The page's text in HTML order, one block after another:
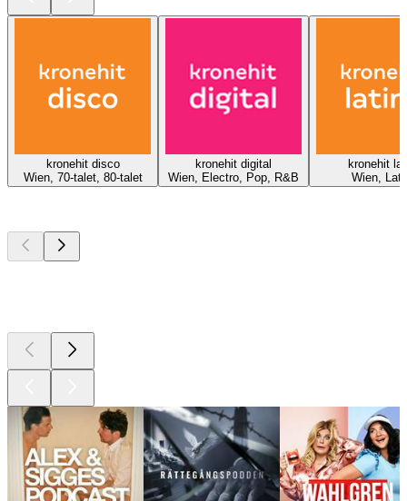
kronehit disco
Wien, 70-talet, 80-talet
kronehit digital
Wien, Electro, Pop, R&B
kronehit
Wien,